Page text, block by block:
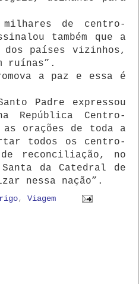
de centro-
também que a
países vizinhos,
ruínas”.
a paz e essa é
Padre expressou
República Centro-
orações de toda a
todos os centro-
reconciliação, no
da Catedral de
nessa nação”.
,Viagem